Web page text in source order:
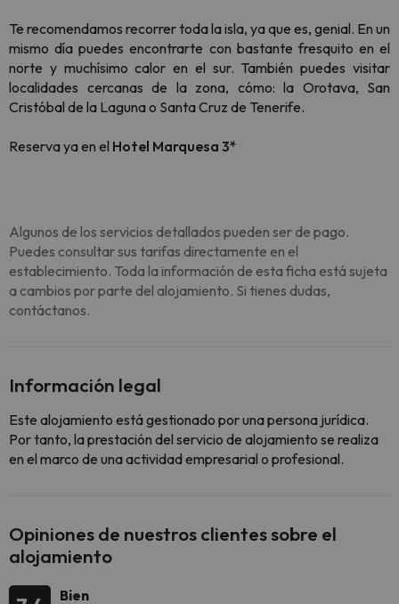
Te recomendamos recorrer toda la isla, ya que es, genial. En un
mismo día puedes encontrarte con bastante fresquito en el
norte y muchísimo calor en el sur. También puedes visitar
localidades cercanas de la zona, cómo: la Orotava, San
Cristóbal de la Laguna o Santa Cruz de Tenerife.
Reserva ya en el Hotel Marquesa 3*
Algunos de los servicios detallados pueden ser de pago.
Puedes consultar sus tarifas directamente en el
establecimiento. Toda la información de esta ficha está sujeta
a cambios por parte del alojamiento. Si tienes dudas,
contáctanos.
Información legal
Este alojamiento está gestionado por una persona jurídica.
Por tanto, la prestación del servicio de alojamiento se realiza
en el marco de una actividad empresarial o profesional.
Opiniones de nuestros clientes sobre el
alojamiento
Bien